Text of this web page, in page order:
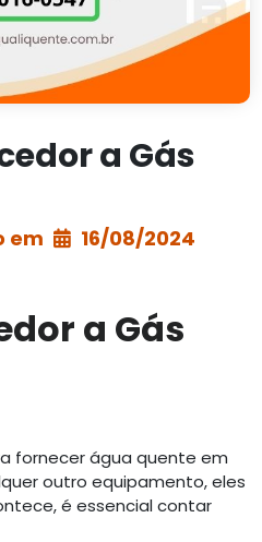
a Gás
em 16/08/2024
a Gás
fornecer água quente em
outro equipamento, eles
é essencial contar